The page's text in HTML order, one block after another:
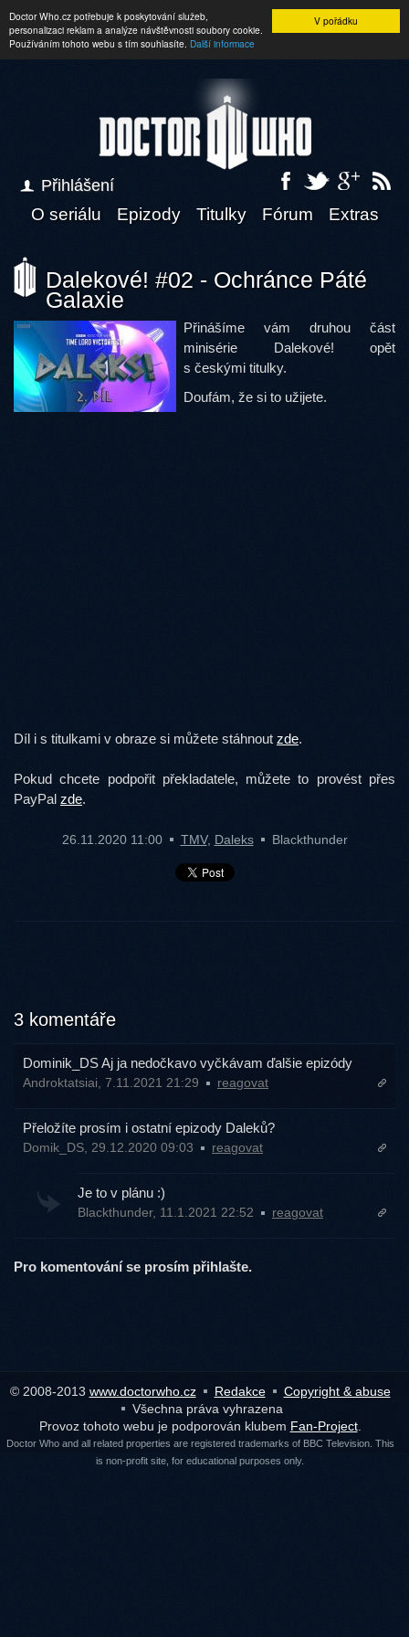
V pořádku
Doctor Who.cz potřebuje k poskytování služeb,
personalizaci reklam a analýze návštěvnosti soubory cookie.
Používáním tohoto webu s tím souhlasíte. Další informace
Přihlášení
O seriálu Epizody Titulky Fórum Extras
Dalekové! #02 - Ochránce Páté
Galaxie
Přinášíme vám druhou část
minisérie Dalekové! opět
s českými titulky.
Doufám, že si to užijete.
Díl i s titulkami v obraze si můžete stáhnout zde.
Pokud chcete podpořit překladatele, můžete to provést přes
PayPal zde.
26.11.2020 11:00 TMV, Daleks Blackthunder
3 komentáře
Dominik_DS Aj ja nedočkavo vyčkávam ďalšie epizódy
Androktatsiai, 7.11.2021 21:29 reagovat
Přeložíte prosím i ostatní epizody Daleků?
Domik_DS, 29.12.2020 09:03 reagovat
Je to v plánu :)
Blackthunder, 11.1.2021 22:52 reagovat
Pro komentování se prosím přihlašte.
© 2008-2013 www.doctorwho.cz Redakce
Copyright & abuse
Všechna práva vyhrazena
Provoz tohoto webu je podporován klubem Fan-Project.
Doctor Who and all related properties are registered trademarks of BBC Television. This
is non-profit site, for educational purposes only.